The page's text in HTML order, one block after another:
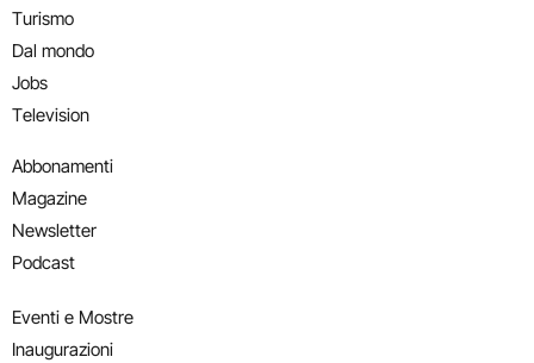
Turismo
Dal mondo
Jobs
Television
Abbonamenti
Magazine
Newsletter
Podcast
Eventi e Mostre
Inaugurazioni